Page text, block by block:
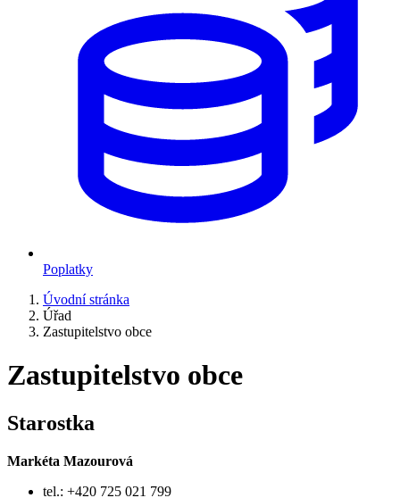
Poplatky
Úvodní stránka
Úřad
Zastupitelstvo obce
Zastupitelstvo obce
Starostka
Markéta Mazourová
tel.: +420 725 021 799